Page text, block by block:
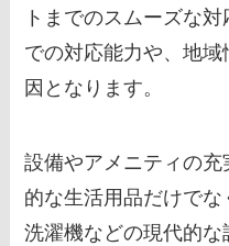
トまでのスムーズな
での対応能力や、地
因となります。
設備やアメニティの
的な生活用品だけでな
洗濯機などの現代的